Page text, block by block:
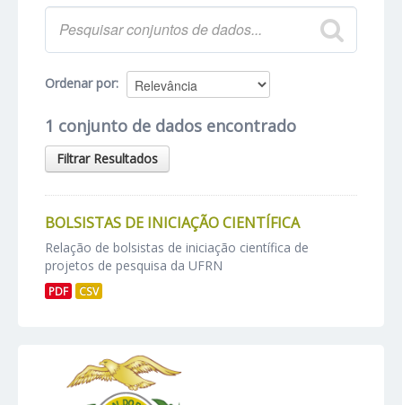
Ordenar por
1 conjunto de dados encontrado
Filtrar Resultados
BOLSISTAS DE INICIAÇÃO CIENTÍFICA
Relação de bolsistas de iniciação científica de
projetos de pesquisa da UFRN
PDF CSV